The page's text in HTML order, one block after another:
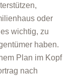
oder
wichtig, zu
haben.
Plan im Kopf
nach